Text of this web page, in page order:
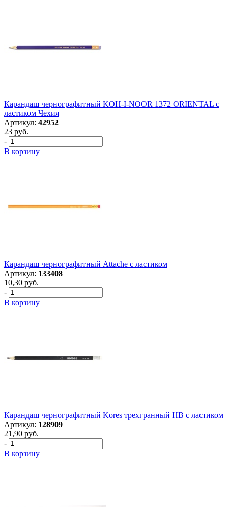
Карандаш чернографитный KOH-I-NOOR 1372 ORIENTAL с
ластиком Чехия
Артикул: 42952
23 руб.
-
+
В корзину
Карандаш чернографитный Attache с ластиком
Артикул: 133408
10,30 руб.
-
+
В корзину
Карандаш чернографитный Kores трехгранный HB с ластиком
Артикул: 128909
21,90 руб.
-
+
В корзину